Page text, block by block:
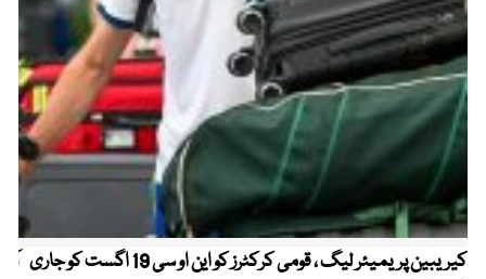
کیریبین پریمیئر لیگ ، قومی کرکٹرز کو این او سی 19 اگست کو جاری